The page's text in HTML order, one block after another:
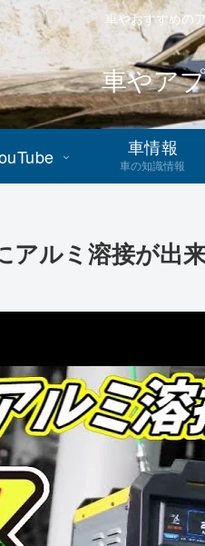
車やおすすめの
車やア
車情報
車の知識情報
アルミ溶接が出